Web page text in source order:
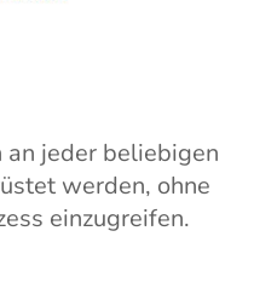
an jeder beliebigen
werden, ohne
einzugreifen.